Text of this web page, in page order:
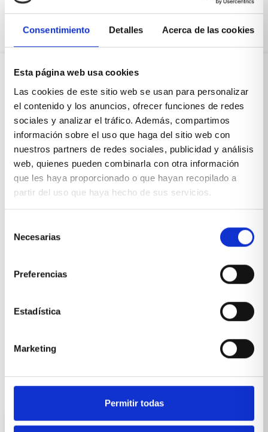
Consentimiento Detalles Acerca de las cookies
Esta página web usa cookies
Las cookies de este sitio web se usan para personalizar
el contenido y los anuncios, ofrecer funciones de redes
sociales y analizar el tráfico. Además, compartimos
información sobre el uso que haga del sitio web con
nuestros partners de redes sociales, publicidad y análisis
web, quienes pueden combinarla con otra información
que les haya proporcionado o que hayan recopilado a
partir del uso que haya hecho de sus servicios.
Necesarias
Preferencias
Estadística
Marketing
Permitir todas
Sobre Xíkara
Inicio
Reseñas Google
Carpintería a medida
ES